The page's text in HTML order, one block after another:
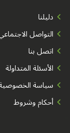
دليلنا
التواصل
اتصل بنا
الأسئلة المتداولة
سياسة
أحكام وشروط